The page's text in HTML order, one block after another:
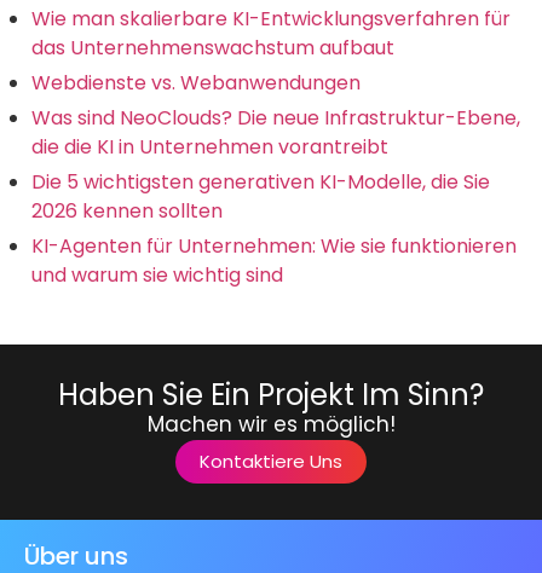
Wie man skalierbare KI-Entwicklungsverfahren für
das Unternehmenswachstum aufbaut
Webdienste vs. Webanwendungen
Was sind NeoClouds? Die neue Infrastruktur-Ebene,
die die KI in Unternehmen vorantreibt
Die 5 wichtigsten generativen KI-Modelle, die Sie
2026 kennen sollten
KI-Agenten für Unternehmen: Wie sie funktionieren
und warum sie wichtig sind
Haben Sie Ein Projekt Im Sinn?
Machen wir es möglich!
Kontaktiere Uns
Über uns